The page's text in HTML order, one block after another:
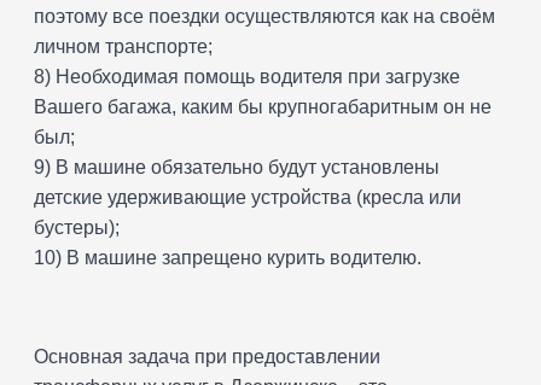
поэтому все поездки осуществляются как на своём
личном транспорте;
8) Необходимая помощь водителя при загрузке
Вашего багажа, каким бы крупногабаритным он не
был;
9) В машине обязательно будут установлены
детские удерживающие устройства (кресла или
бустеры);
10) В машине запрещено курить водителю.
Основная задача при предоставлении